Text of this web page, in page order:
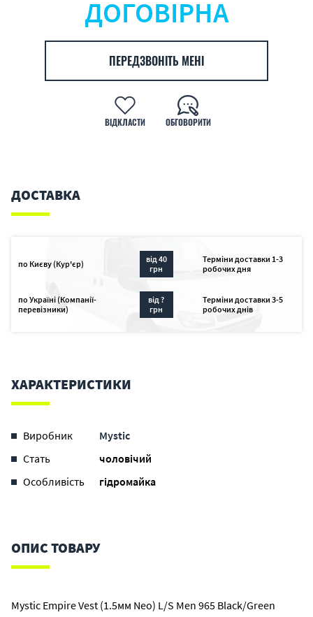
ДОГОВІРНА
ПЕРЕДЗВОНІТЬ МЕНІ
ВІДКЛАСТИ ОБГОВОРИТИ
ДОСТАВКА
по Києву (Кур'єр)
від 40
грн
Терміни доставки 1-3
робочих дня
по Україні (Компанії-
перевізники)
від ?
грн
Терміни доставки 3-5
робочих днів
ХАРАКТЕРИСТИКИ
Виробник
Mystic
Стать
чоловічий
Особливість
гідромайка
ОПИС ТОВАРУ
Mystic Empire Vest (1.5мм Neo) L/S Men 965 Black/Green